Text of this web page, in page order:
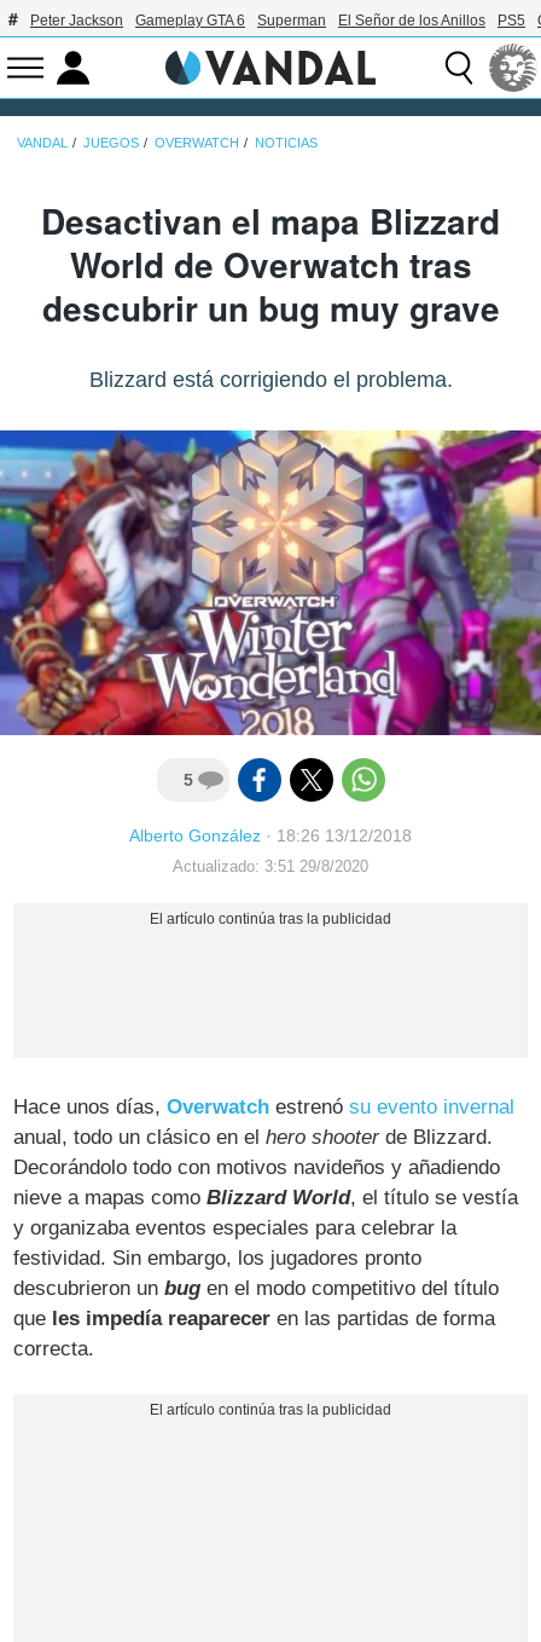
Peter Jackson Gameplay GTA 6 Superman El Señor de los Anillos PS5
VANDAL JUEGOS OVERWATCH NOTICIAS
Desactivan el mapa Blizzard
World de Overwatch tras
descubrir un bug muy grave
Blizzard está corrigiendo el problema.
5
Alberto González · 18:26 13/12/2018
Actualizado: 3:51 29/8/2020
Hace unos días,Overwatch estrenósu evento invernal
anual, todo un clásico en elhero shooterde Blizzard.
Decorándolo todo con motivos navideños y añadiendo
nieve a mapas comoBlizzard World, el título se vestía
y organizaba eventos especiales para celebrar la
festividad. Sin embargo, los jugadores pronto
descubrieron unbug en el modo competitivo del título
que les impedía reaparecer en las partidas de forma
correcta.